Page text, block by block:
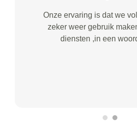
Onze ervaring is dat we
zeker weer gebruik
diensten ,in een